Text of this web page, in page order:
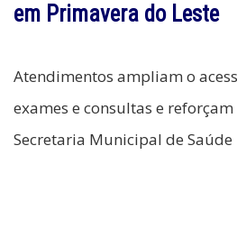
em Primavera do Leste
Atendimentos ampliam o
exames e consultas e
Secretaria Municipal de